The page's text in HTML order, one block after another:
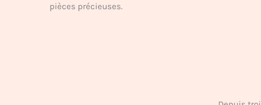
pièces précieuses.